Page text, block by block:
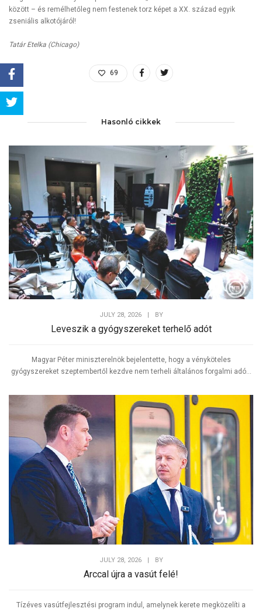
között – és remélhetőleg nem festenek torz képet a XX. század egyik
zseniális alkotójáról!
Tatár Etelka (Chicago)
69
Hasonló cikkek
JULY 28, 2026 BY
Leveszik a gyógyszereket terhelő adót
Magyar Péter miniszterelnök bejelentette, hogy a vényköteles
gyógyszereket szeptembertől kezdve nem terheli általános forgalmi adó...
JULY 28, 2026 BY
Arccal újra a vasút felé!
Tízéves vasútfejlesztési program indul, amelynek kerete megközelíti a
Share